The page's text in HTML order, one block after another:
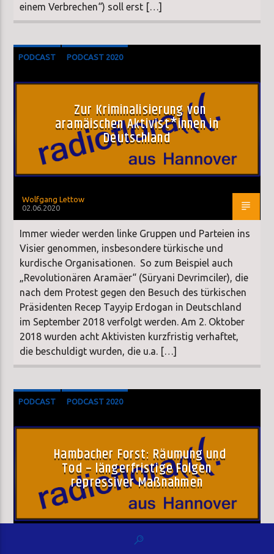
einem Verbrechen“) soll erst […]
PODCAST PODCAST 2020
Zur Kriminalisierung von
aramäischen Aktivist*innen in
Deutschland
Wolfgang Lettow
02.06.2020
Immer wieder werden linke Gruppen und Parteien ins
Visier genommen, insbesondere türkische und
kurdische Organisationen. So zum Beispiel auch
„Revolutionären Aramäer“ (Süryani Devrimciler), die
nach dem Protest gegen den Besuch des türkischen
Präsidenten Recep Tayyip Erdogan in Deutschland
im September 2018 verfolgt werden. Am 2. Oktober
2018 wurden acht Aktivisten kurzfristig verhaftet,
die beschuldigt wurden, die u.a. […]
PODCAST PODCAST 2020
Hambacher Forst: Räumung und
Tod – längerfristige Folgen
repressiver Maßnahmen